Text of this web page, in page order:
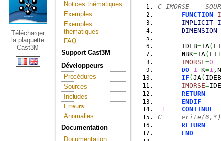
Télécharger
la plaquette
Cast3M
Notices thématiques
Exemples
Exemples
thématiques
FAQ
Support Cast3M
Développeurs
Procédures
Sources
Includes
Erreurs
Anomalies
Documentation
Documentation
C IMORSE
FUNCTION
IMPLICIT
DIMENSION
      IDEB
=IA( LI
      NBK
=IA( LI+
IMORSE=0
DO 1 K=1
IF (JA( IDEB
IMORSE=
RETURN
ENDIF
1
CONTINUE
C     write(6,*)'
RETURN
END